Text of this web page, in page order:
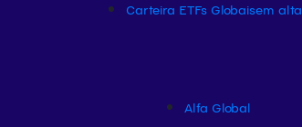
Carteira ETFs Globaisem alta
Alfa Global